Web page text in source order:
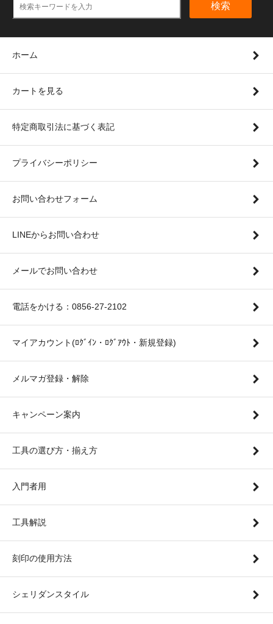
検索
ホーム
カートを見る
特定商取引法に基づく表記
プライバシーポリシー
お問い合わせフォーム
LINEからお問い合わせ
メールでお問い合わせ
電話をかける：0856-27-2102
マイアカウント(ﾛｸﾞｲﾝ・ﾛｸﾞｱｳﾄ・新規登録)
メルマガ登録・解除
キャンペーン案内
工具の選び方・揃え方
入門者用
工具解説
刻印の使用方法
シェリダンスタイル